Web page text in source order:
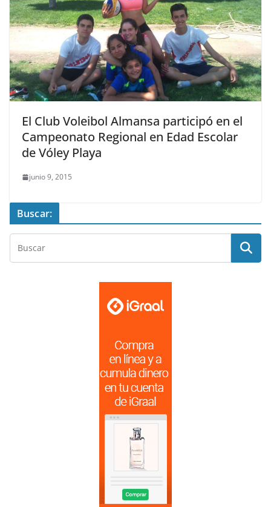
El Club Voleibol Almansa participó en el
Campeonato Regional en Edad Escolar
de Vóley Playa
junio 9, 2015
Buscar: